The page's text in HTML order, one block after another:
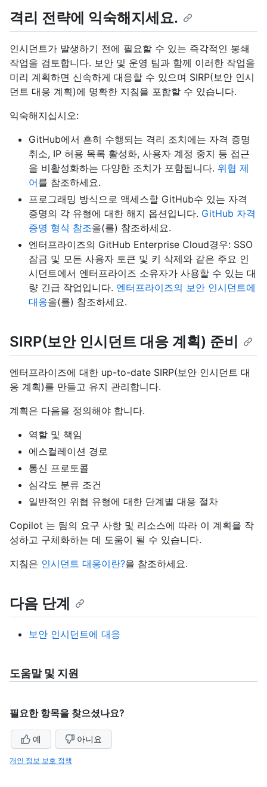
격리 전략에 익숙해지세요.
인시던트가 발생하기 전에 필요할 수 있는 즉각적인 봉쇄
작업을 검토합니다. 보안 및 운영 팀과 함께 이러한 작업을
미리 계획하면 신속하게 대응할 수 있으며 SIRP(보안 인시
던트 대응 계획)에 명확한 지침을 포함할 수 있습니다.
익숙해지십시오:
GitHub에서 흔히 수행되는 격리 조치에는 자격 증명
취소, IP 허용 목록 활성화, 사용자 계정 중지 등 접근
을 비활성화하는 다양한 조치가 포함됩니다. 위협 제
어를 참조하세요.
프로그래밍 방식으로 액세스할 GitHub수 있는 자격
증명의 각 유형에 대한 해지 옵션입니다. GitHub 자격
증명 형식 참조을(를) 참조하세요.
엔터프라이즈의 GitHub Enterprise Cloud경우: SSO
잠금 및 모든 사용자 토큰 및 키 삭제와 같은 주요 인
시던트에서 엔터프라이즈 소유자가 사용할 수 있는 대
량 긴급 작업입니다. 엔터프라이즈의 보안 인시던트에
대응을(를) 참조하세요.
SIRP(보안 인시던트 대응 계획) 준비
엔터프라이즈에 대한 up-to-date SIRP(보안 인시던트 대
응 계획)를 만들고 유지 관리합니다.
계획은 다음을 정의해야 합니다.
역할 및 책임
에스컬레이션 경로
통신 프로토콜
심각도 분류 조건
일반적인 위협 유형에 대한 단계별 대응 절차
Copilot 는 팀의 요구 사항 및 리소스에 따라 이 계획을 작
성하고 구체화하는 데 도움이 될 수 있습니다.
지침은 인시던트 대응이란?을 참조하세요.
다음 단계
보안 인시던트에 대응
도움말 및 지원
필요한 항목을 찾으셨나요?
예 아니요
개인 정보 보호 정책